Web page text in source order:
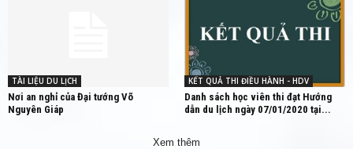
TÀI LIỆU DU LỊCH
Nơi an nghỉ của Đại tướng Võ
Nguyên Giáp
KẾT QUẢ THI ĐIỀU HÀNH - HDV
Danh sách học viên thi đạt Hướng
dẫn du lịch ngày 07/01/2020 tại...
Xem thêm